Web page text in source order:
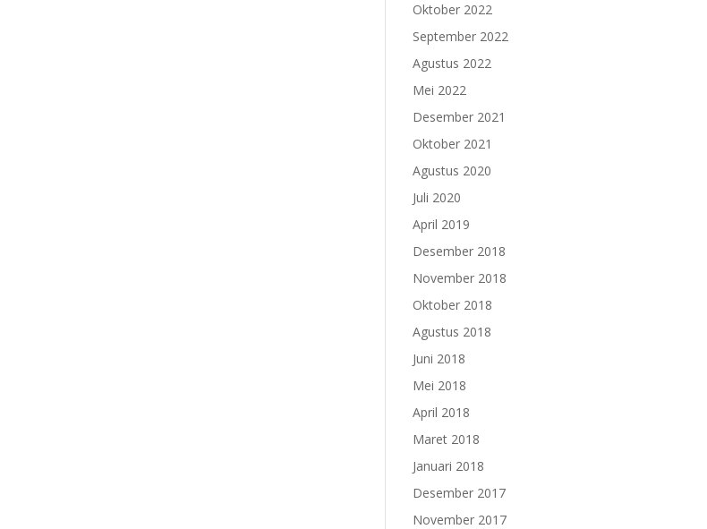
Oktober 2022
September 2022
Agustus 2022
Mei 2022
Desember 2021
Oktober 2021
Agustus 2020
Juli 2020
April 2019
Desember 2018
November 2018
Oktober 2018
Agustus 2018
Juni 2018
Mei 2018
April 2018
Maret 2018
Januari 2018
Desember 2017
November 2017